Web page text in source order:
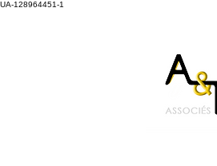
UA-128964451-1